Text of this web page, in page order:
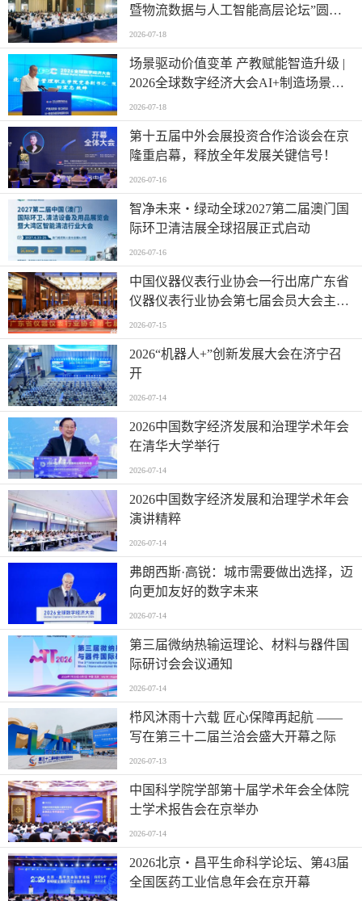
暨物流数据与人工智能高层论坛”圆满
成功举办
2026-07-18
场景驱动价值变革 产教赋能智造升级 |
2026全球数字经济大会AI+制造场景落
地国际论坛成功举办
2026-07-18
第十五届中外会展投资合作洽谈会在京
隆重启幕，释放全年发展关键信号！
2026-07-16
智净未来・绿动全球2027第二届澳门国
际环卫清洁展全球招展正式启动
2026-07-16
中国仪器仪表行业协会一行出席广东省
仪器仪表行业协会第七届会员大会主题
活动并进行走访交流
2026-07-15
2026“机器人+”创新发展大会在济宁召
开
2026-07-14
2026中国数字经济发展和治理学术年会
在清华大学举行
2026-07-14
2026中国数字经济发展和治理学术年会
演讲精粹
2026-07-14
弗朗西斯·高锐：城市需要做出选择，迈
向更加友好的数字未来
2026-07-14
第三届微纳热输运理论、材料与器件国
际研讨会会议通知
2026-07-14
栉风沐雨十六载 匠心保障再起航 ——
写在第三十二届兰洽会盛大开幕之际
2026-07-13
中国科学院学部第十届学术年会全体院
士学术报告会在京举办
2026-07-14
2026北京・昌平生命科学论坛、第43届
全国医药工业信息年会在京开幕